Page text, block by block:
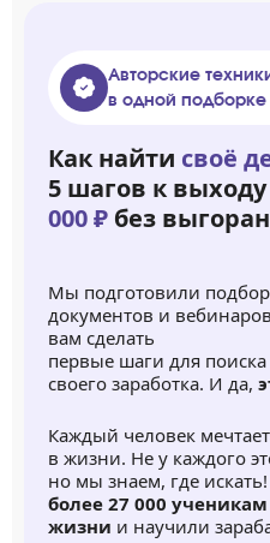
Авторские
в одной подборке
Как найти своё
5 шагов к
000 ₽ без
Мы подготовили
документов и
вам сделать
первые шаги для
своего заработка. И да,
Каждый человек
в жизни. Не у каждого
но мы знаем, где искать!
более 27 000
жизни и научили